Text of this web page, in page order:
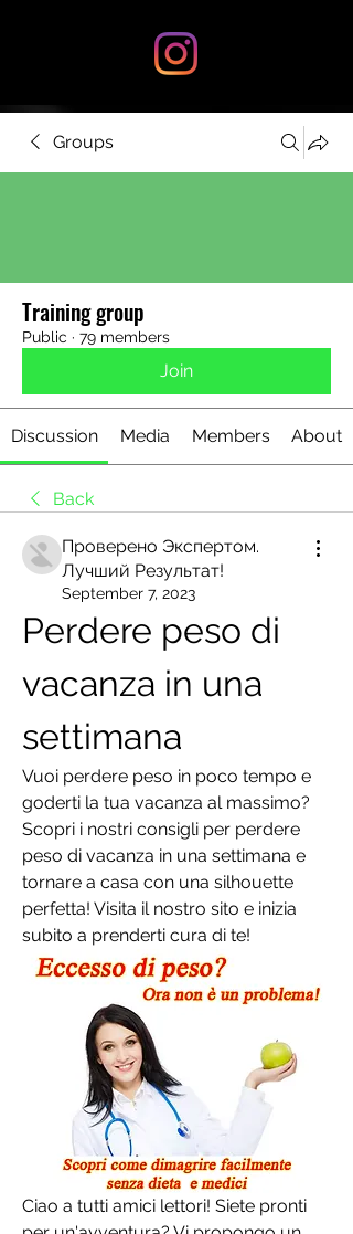
Groups
Training group
Public · 79 members
Join
Discussion Media Members About
Back
Проверено Экспертом.
Лучший Результат!
September 7, 2023
Perdere peso di
vacanza in una
settimana
Vuoi perdere peso in poco tempo e
goderti la tua vacanza al massimo?
Scopri i nostri consigli per perdere
peso di vacanza in una settimana e
tornare a casa con una silhouette
perfetta! Visita il nostro sito e inizia
subito a prenderti cura di te!
Ciao a tutti amici lettori! Siete pronti